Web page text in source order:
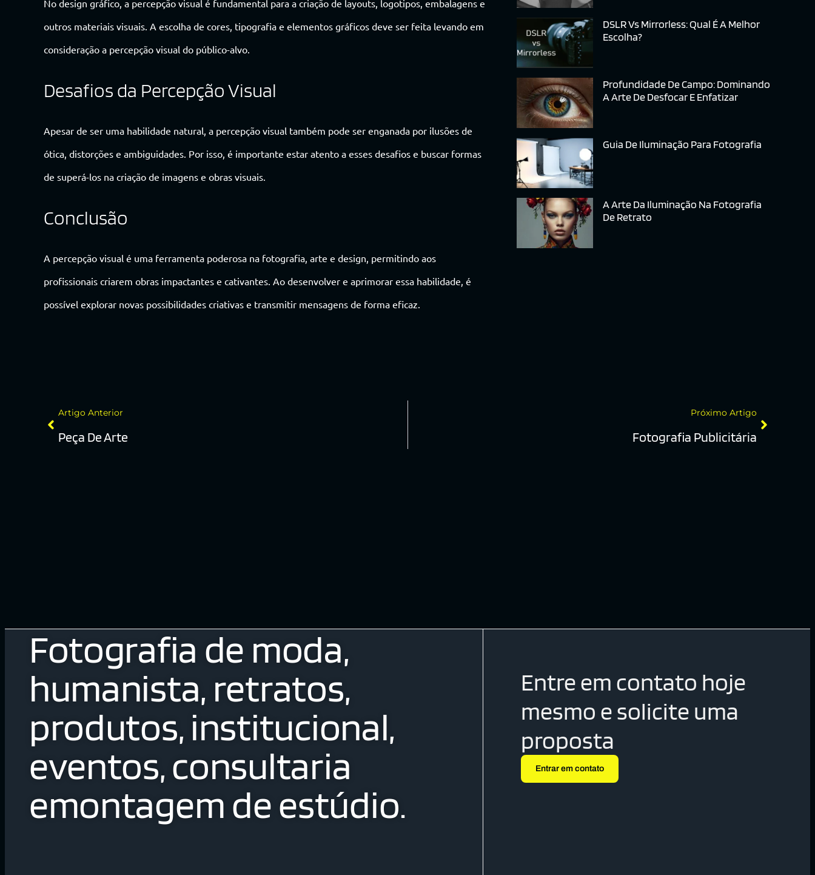
No design gráfico, a percepção visual é fundamental para a criação de layouts, logotipos, embalagens e
outros materiais visuais. A escolha de cores, tipografia e elementos gráficos deve ser feita levando em
consideração a percepção visual do público-alvo.
Desafios da Percepção Visual
Apesar de ser uma habilidade natural, a percepção visual também pode ser enganada por ilusões de
ótica, distorções e ambiguidades. Por isso, é importante estar atento a esses desafios e buscar formas
de superá-los na criação de imagens e obras visuais.
Conclusão
A percepção visual é uma ferramenta poderosa na fotografia, arte e design, permitindo aos
profissionais criarem obras impactantes e cativantes. Ao desenvolver e aprimorar essa habilidade, é
possível explorar novas possibilidades criativas e transmitir mensagens de forma eficaz.
DSLR Vs Mirrorless: Qual É A Melhor
Escolha?
Profundidade De Campo: Dominando
A Arte De Desfocar E Enfatizar
Guia De Iluminação Para Fotografia
A Arte Da Iluminação Na Fotografia
De Retrato
Artigo Anterior
Peça De Arte
Próximo Artigo
Fotografia Publicitária
Fotografia de moda,
humanista, retratos,
produtos, institucional,
eventos, consultaria
emontagem de estúdio.
Entre em contato hoje
mesmo e solicite uma
proposta
Entrar em contato